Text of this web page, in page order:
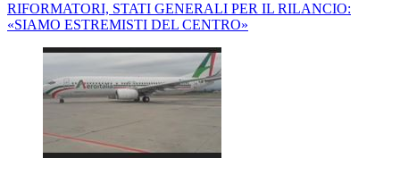
RIFORMATORI, STATI GENERALI PER IL RILANCIO:
«SIAMO ESTREMISTI DEL CENTRO»